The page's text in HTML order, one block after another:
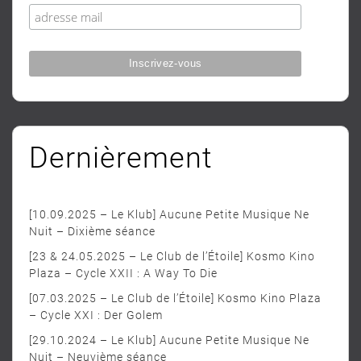
Dernièrement
[10.09.2025 – Le Klub] Aucune Petite Musique Ne
Nuit – Dixième séance
[23 & 24.05.2025 – Le Club de l’Étoile] Kosmo Kino
Plaza – Cycle XXII : A Way To Die
[07.03.2025 – Le Club de l’Étoile] Kosmo Kino Plaza
– Cycle XXI : Der Golem
[29.10.2024 – Le Klub] Aucune Petite Musique Ne
Nuit – Neuvième séance